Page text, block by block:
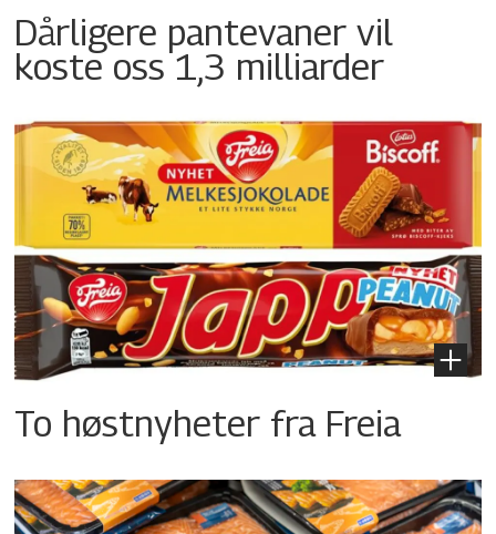
Dårligere pantevaner vil
koste oss 1,3 milliarder
To høstnyheter fra Freia